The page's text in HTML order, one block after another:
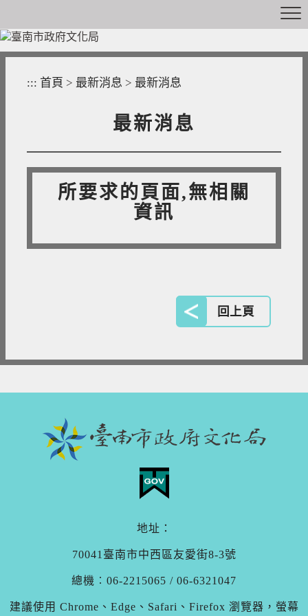
主
要
::: 首頁 > 最新消息 > 最新消息
最新消息
所要求的頁面,無相關
資訊
回上頁
地址：
70041臺南市中西區友愛街8-3號
總機︰06-2215065 / 06-6321047
建議使用 Chrome、Edge、Safari、Firefox 瀏覽器，螢幕